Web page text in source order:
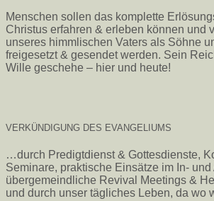
Menschen sollen das komplette
Christus erfahren & erleben können und
unseres himmlischen Vaters als Söhne
freigesetzt & gesendet werden. Sein
Wille geschehe – hier und heute!
VERKÜNDIGUNG DES EVANGELIUMS
…durch Predigtdienst & Gottesdienste,
Seminare, praktische Einsätze im In- und
übergemeindliche Revival Meetings &
und durch unser tägliches Leben, da wo